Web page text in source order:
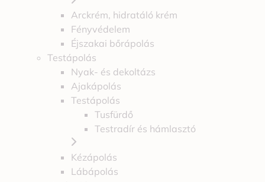
Arckrém, hidratáló krém
Fényvédelem
Éjszakai bőrápolás
Testápolás
Nyak- és dekoltázs
Ajakápolás
Testápolás
Tusfürdő
Testradír és hámlasztó
Kézápolás
Lábápolás